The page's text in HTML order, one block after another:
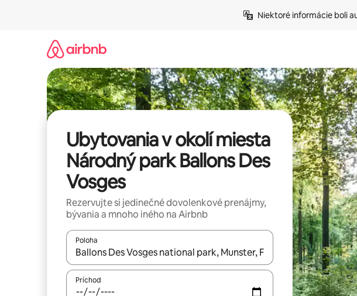
Niektoré informácie boli
Ubytovania v okolí miesta
Národný park Ballons Des
Vosges
Rezervujte si jedinečné dovolenkové prenájmy,
bývania a mnoho iného na Airbnb
Poloha
Keď budú výsledky k dispozícii, môžete si ich prechádzať pomocou
Príchod